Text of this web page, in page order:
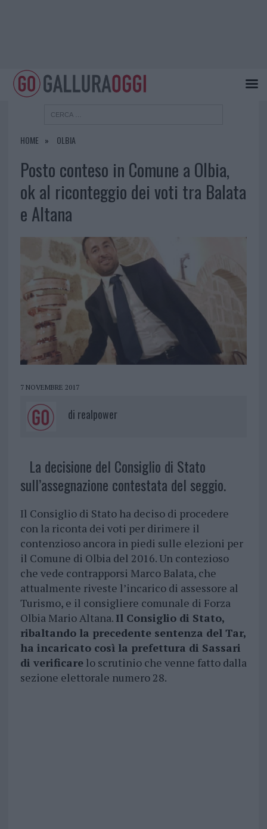
HOME OLBIA
Posto conteso in Comune a Olbia,
ok al riconteggio dei voti tra Balata
e Altana
7 NOVEMBRE 2017
di realpower
La decisione del Consiglio di Stato
sull’assegnazione contestata del seggio.
Il Consiglio di Stato ha deciso di procedere
con la riconta dei voti per dirimere il
contenzioso ancora in piedi sulle elezioni per
il Comune di Olbia del 2016. Un contezioso
che vede contrapporsi Marco Balata, che
attualmente riveste l’incarico di assessore al
Turismo, e il consigliere comunale di Forza
Olbia Mario Altana. Il Consiglio di Stato,
ribaltando la precedente sentenza del Tar,
ha incaricato così la prefettura di Sassari
di verificarelo scrutinio che venne fatto dalla
sezione elettorale numero 28.